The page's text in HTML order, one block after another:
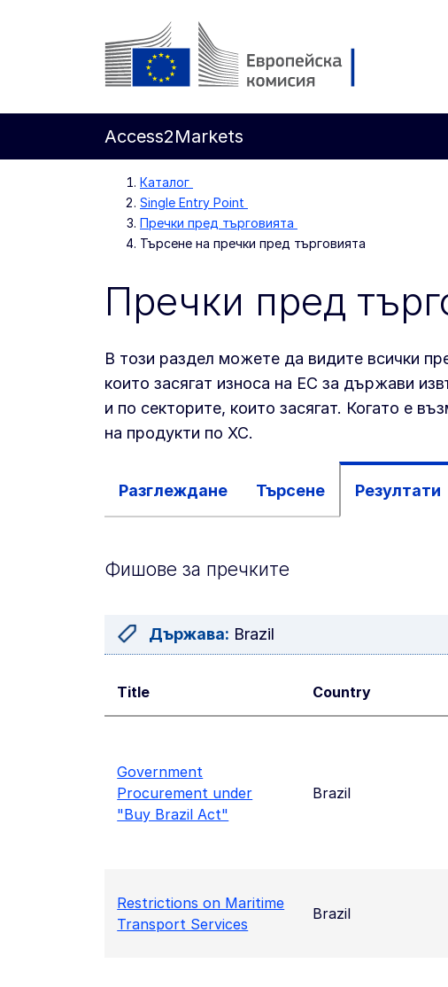
Направо към основното съдържание
Access2Markets
Каталог
Single Entry Point
Пречки пред търговията
Търсене на пречки пред търговията
Пречки пред
В този раздел можете да видите всички
които засягат износа на ЕС за държави
и по секторите, които засягат. Когато е
на продукти по ХС.
Разглеждане Търсене Резултати
Фишове за пречките
Държава: Brazil
Title Country
Government
Procurement under
"Buy Brazil Act"
Brazil
Restrictions on Maritime
Transport Services
Brazil